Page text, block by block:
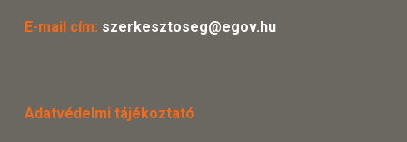
E-mail cím: szerkesztoseg@egov.hu
Adatvédelmi tájékoztató